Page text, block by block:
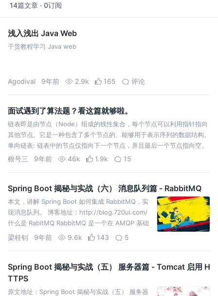
14篇文章 · 0订阅
浅入浅出 Java Web
干货教程学习 Java web
Agodival 9年前 2.9k 165 评论
面试遇到了算法题？看这篇就够啦。
链表即是由节点（Node）组成的线性集合，每个节点可以利用指针指向
其他节点。它是一种包含了多个节点的、能够用于表示序列的数据结构。
单向链表: 链表中的节点仅指向下一个节点，并且最后一个节点指向空。
双向链表: 其中每个节点具有两个指针 p、n，使得 p 指向先前节点并且
根号三 9年前 46k 1.9k 15
Spring Boot 揭秘与实战（六） 消息队列篇 - RabbitMQ
本文，讲解 Spring Boot 如何集成 RabbitMQ，实
现消息队列。 博客地址：http://blog.720ui.com/
什么是 RabitMQ RabbitMQ 是一个在 AMQP 基础
上完整的，可复用的企业消息系统。 关于
梁桂钊 9年前 9.6k 143 5
Spring Boot 揭秘与实战（五） 服务器篇 - Tomcat 启用 H
TTPS
原文地址：Spring Boot 揭秘与实战（五） 服务器